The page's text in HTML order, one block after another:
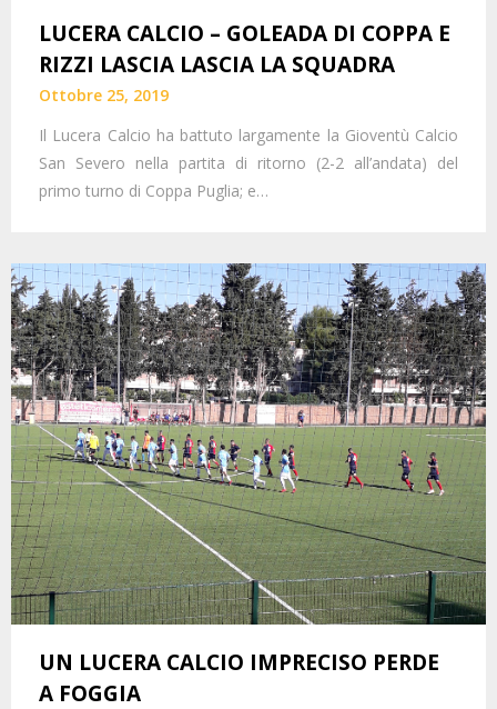
LUCERA CALCIO – GOLEADA DI COPPA E
RIZZI LASCIA LASCIA LA SQUADRA
Ottobre 25, 2019
Il Lucera Calcio ha battuto largamente la Gioventù Calcio
San Severo nella partita di ritorno (2-2 all’andata) del
primo turno di Coppa Puglia; e…
UN LUCERA CALCIO IMPRECISO PERDE
A FOGGIA